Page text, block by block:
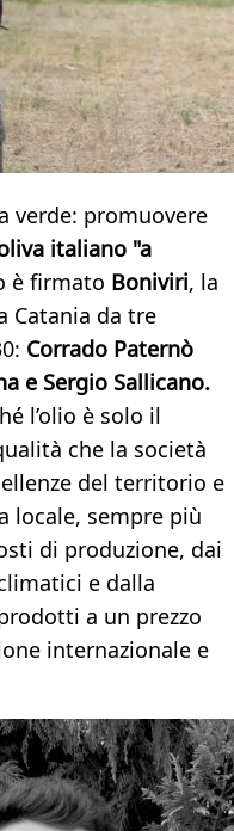
verde: promuovere
italiano "a
è firmato Boniviri, la
Catania da tre
Corrado Paternò
e Sergio Sallicano.
l’olio è solo il
che la società
del territorio e
locale, sempre più
di produzione, dai
e dalla
a un prezzo
internazionale e